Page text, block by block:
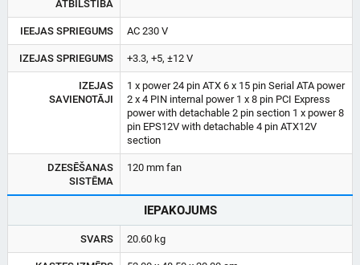
ATBILSTĪBA
IEEJAS SPRIEGUMS AC 230 V
IZEJAS SPRIEGUMS +3.3, +5, ±12 V
IZEJAS
SAVIENOTĀJI
1 x power 24 pin ATX 6 x 15 pin Serial ATA power
2 x 4 PIN internal power 1 x 8 pin PCI Express
power with detachable 2 pin section 1 x power 8
pin EPS12V with detachable 4 pin ATX12V
section
DZESĒŠANAS
SISTĒMA
120 mm fan
IEPAKOJUMS
SVARS 20.60 kg